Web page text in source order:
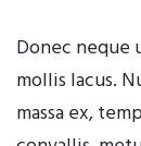
Donec neque
mollis lacus.
massa ex,